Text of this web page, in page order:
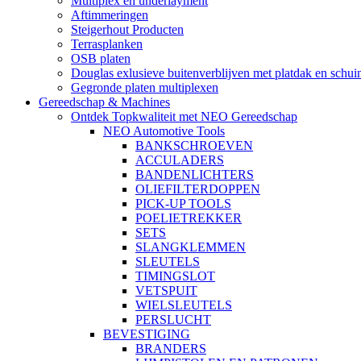
Aftimmeringen
Steigerhout Producten
Terrasplanken
OSB platen
Douglas exlusieve buitenverblijven met platdak en
Gegronde platen multiplexen
Gereedschap & Machines
Ontdek Topkwaliteit met NEO Gereedschap
NEO Automotive Tools
BANKSCHROEVEN
ACCULADERS
BANDENLICHTERS
OLIEFILTERDOPPEN
PICK-UP TOOLS
POELIETREKKER
SETS
SLANGKLEMMEN
SLEUTELS
TIMINGSLOT
VETSPUIT
WIELSLEUTELS
PERSLUCHT
BEVESTIGING
BRANDERS